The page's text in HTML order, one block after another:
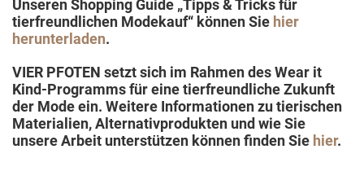
Unseren Shopping Guide „Tipps & Tricks für
tierfreundlichen Modekauf“ können Sie hier
herunterladen.
VIER PFOTEN setzt sich im Rahmen des Wear it
Kind-Programms für eine tierfreundliche Zukunft
der Mode ein. Weitere Informationen zu tierischen
Materialien, Alternativprodukten und wie Sie
unsere Arbeit unterstützen können finden Sie hier.